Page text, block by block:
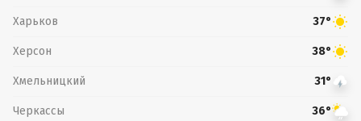
Харьков 37°
Херсон 38°
Хмельницкий 31°
Черкассы 36°